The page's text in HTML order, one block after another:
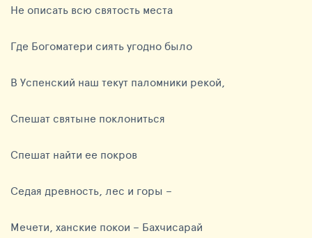
Не описать всю святость места
Где Богоматери сиять угодно было
В Успенский наш текут паломники рекой,
Спешат святыне поклониться
Спешат найти ее покров
Седая древность, лес и горы –
Мечети, ханские покои – Бахчисарай